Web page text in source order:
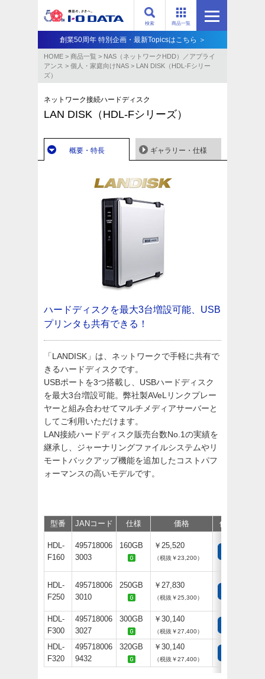
商品一覧
検索
創業50周年 特別企画・最新Topicsはこちら ＞
HOME > 商品一覧 > NAS（ネットワークHDD）／アプライ
アンス​ > 個人・家庭向けNAS > LAN DISK（HDL-Fシリー
ズ）
ネットワーク接続ハードディスク
LAN DISK（HDL-Fシリーズ）
概要・特長 ギャラリー・仕様
ハードディスクを最大3台増設可能、USB
プリンタも共有できる！
「LANDISK」は、ネットワークで手軽に共有で
きるハードディスクです。
USBポートを3つ搭載し、USBハードディスク
を最大3台増設可能。弊社製AVeLリンクプレー
ヤーと組み合わせてマルチメディアサーバーと
してご利用いただけます。
LAN接続ハードディスク販売台数No.1の実績を
継承し、ジャーナリングファイルシステムやリ
モートバックアップ機能を追加したコストパフ
ォーマンスの高いモデルです。
型番 JANコード 仕様 価格 保守
HDL-
F160
495718006
3003
160GB ￥25,520
（税抜￥23,200）
HDL-
F250
495718006
3010
250GB ￥27,830
（税抜￥25,300）
HDL-
F300
495718006
3027
300GB ￥30,140
（税抜￥27,400）
HDL-
F320
495718006
9432
320GB ￥30,140
（税抜￥27,400）